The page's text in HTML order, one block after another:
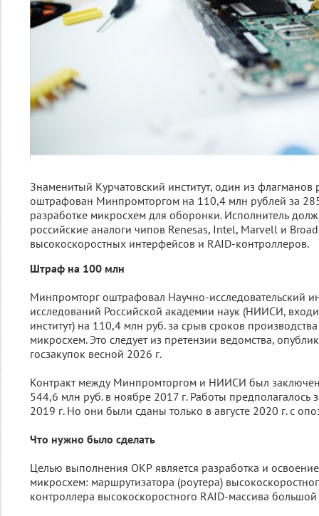
Знаменитый Курчатовский институт, один из флагманов
оштрафован Минпромторгом на 110,4 млн рублей за
разработке микросхем для оборонки. Исполнитель
российские аналоги чипов Renesas, Intel, Marvell и
высокоскоростных интерфейсов и RAID-контроллеров.
Штраф на 100 млн
Минпромторг оштрафовал Научно-исследовательский
исследований Российской академии наук (НИИСИ,
институт) на 110,4 млн руб. за срыв сроков
микросхем. Это следует из претензии ведомства,
госзакупок весной 2026 г.
Контракт между Минпромторгом и НИИСИ был
544,6 млн руб. в ноябре 2017 г. Работы предполагалось
2019 г. Но они были сданы только в августе 2020 г. с
Что нужно было сделать
Целью выполнения ОКР является разработка и
микросхем: маршрутизатора (роутера)
контроллера высокоскоростного RAID-массива большой